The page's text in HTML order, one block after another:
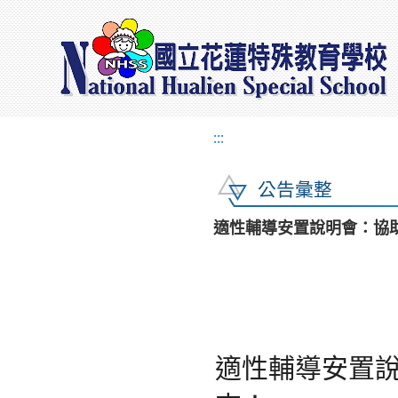
:::
公告彙整
適性輔導安置說明會：協
適性輔導安置